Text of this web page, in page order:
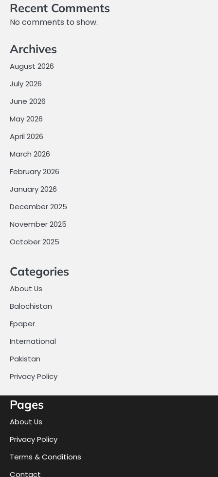
Recent Comments
No comments to show.
Archives
August 2026
July 2026
June 2026
May 2026
April 2026
March 2026
February 2026
January 2026
December 2025
November 2025
October 2025
Categories
About Us
Balochistan
Epaper
International
Pakistan
Privacy Policy
Pages
About Us
Privacy Policy
Terms & Conditions
Contact